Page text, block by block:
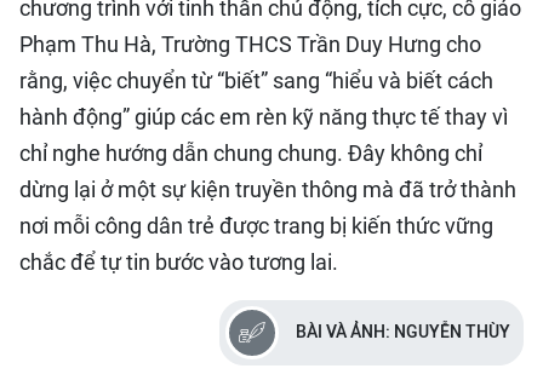
chương trình với tinh thần chủ động, tích cực, cô giáo
Phạm Thu Hà, Trường THCS Trần Duy Hưng cho
rằng, việc chuyển từ “biết” sang “hiểu và biết cách
hành động” giúp các em rèn kỹ năng thực tế thay vì
chỉ nghe hướng dẫn chung chung. Đây không chỉ
dừng lại ở một sự kiện truyền thông mà đã trở thành
nơi mỗi công dân trẻ được trang bị kiến thức vững
chắc để tự tin bước vào tương lai.
BÀI VÀ ẢNH: NGUYỄN THÙY